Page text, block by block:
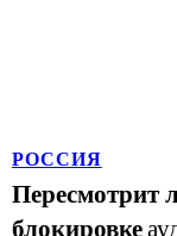
РОССИЯ
Пересмотрит
блокировке